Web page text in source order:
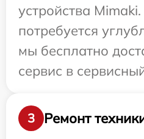
устройства
потребуется
мы бесплатно
сервис в
3
Ремонт